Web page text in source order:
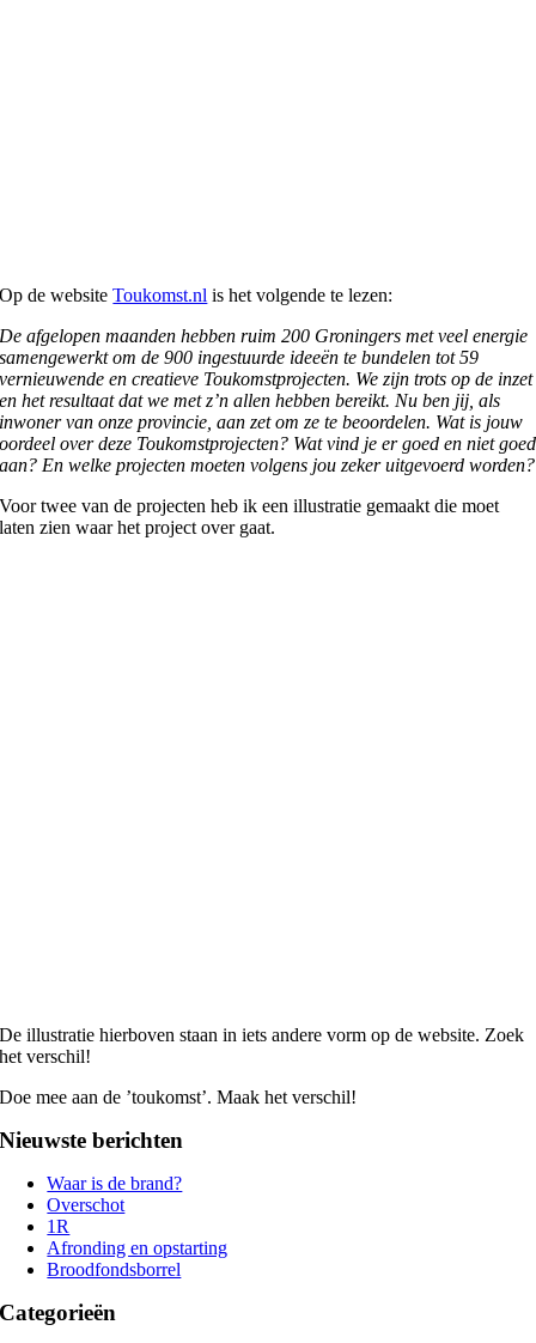
Op de websiteToukomst.nl is het volgende te lezen:
De afgelopen maanden hebben ruim 200 Groningers met veel energie
samengewerkt om de 900 ingestuurde ideeën te bundelen tot 59
vernieuwende en creatieve Toukomstprojecten. We zijn trots op de inzet
en het resultaat dat we met z’n allen hebben bereikt. Nu ben jij, als
inwoner van onze provincie, aan zet om ze te beoordelen. Wat is jouw
oordeel over deze Toukomstprojecten? Wat vind je er goed en niet goed
aan? En welke projecten moeten volgens jou zeker uitgevoerd worden?
Voor twee van de projecten heb ik een illustratie gemaakt die moet
laten zien waar het project over gaat.
De illustratie hierboven staan in iets andere vorm op de website. Zoek
het verschil!
Doe mee aan de ’toukomst’. Maak het verschil!
Nieuwste berichten
Waar is de brand?
Overschot
1R
Afronding en opstarting
Broodfondsborrel
Categorieën